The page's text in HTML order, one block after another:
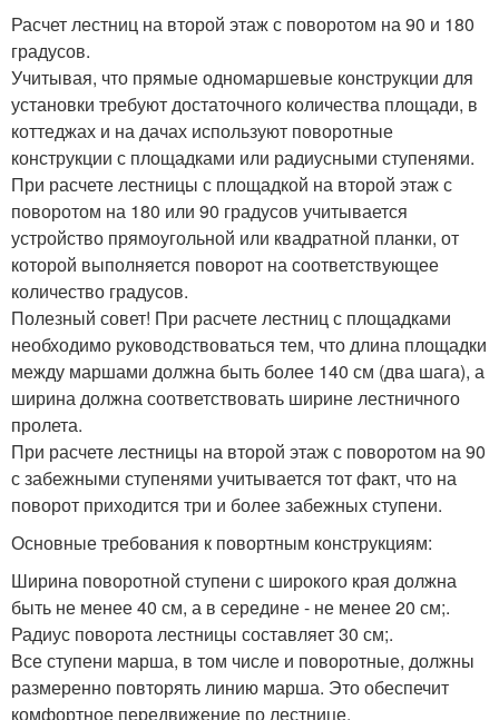
Расчет лестниц на второй этаж с поворотом на 90 и 180
градусов.
Учитывая, что прямые одномаршевые конструкции для
установки требуют достаточного количества площади, в
коттеджах и на дачах используют поворотные
конструкции с площадками или радиусными ступенями.
При расчете лестницы с площадкой на второй этаж с
поворотом на 180 или 90 градусов учитывается
устройство прямоугольной или квадратной планки, от
которой выполняется поворот на соответствующее
количество градусов.
Полезный совет! При расчете лестниц с площадками
необходимо руководствоваться тем, что длина площадки
между маршами должна быть более 140 см (два шага), а
ширина должна соответствовать ширине лестничного
пролета.
При расчете лестницы на второй этаж с поворотом на 90
с забежными ступенями учитывается тот факт, что на
поворот приходится три и более забежных ступени.
Основные требования к повортным конструкциям:
Ширина поворотной ступени с широкого края должна
быть не менее 40 см, а в середине - не менее 20 см;.
Радиус поворота лестницы составляет 30 см;.
Все ступени марша, в том числе и поворотные, должны
размеренно повторять линию марша. Это обеспечит
комфортное передвижение по лестнице.